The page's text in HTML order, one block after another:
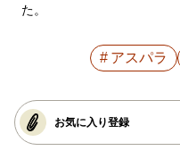
た。
アスパラ
お気に入り登録